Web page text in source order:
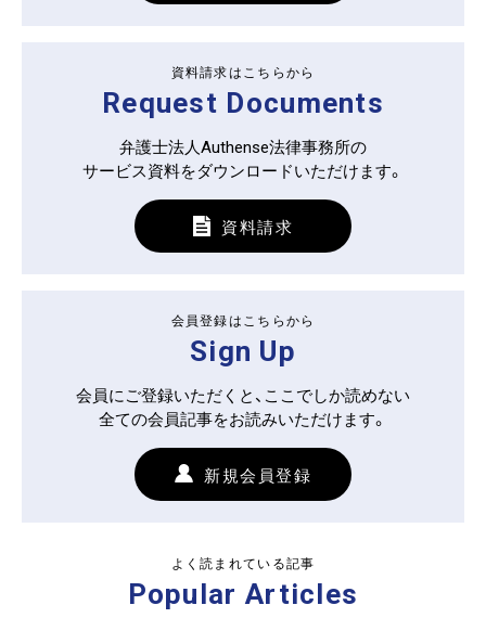
資料請求はこちらから
Request Documents
弁護士法人Authense法律事務所の
サービス資料をダウンロードいただけます。
資料請求
会員登録はこちらから
Sign Up
会員にご登録いただくと、ここでしか読めない
全ての会員記事をお読みいただけます。
新規会員登録
よく読まれている記事
Popular Articles